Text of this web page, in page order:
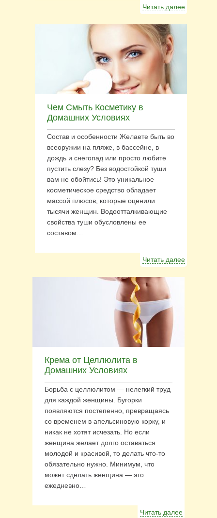
Читать далее
Чем Смыть Косметику в
Домашних Условиях
Состав и особенности Желаете быть во
всеоружии на пляже, в бассейне, в
дождь и снегопад или просто любите
пустить слезу? Без водостойкой туши
вам не обойтись! Это уникальное
косметическое средство обладает
массой плюсов, которые оценили
тысячи женщин. Водоотталкивающие
свойства туши обусловлены ее
составом…
Читать далее
Крема от Целлюлита в
Домашних Условиях
Борьба с целлюлитом — нелегкий труд
для каждой женщины. Бугорки
появляются постепенно, превращаясь
со временем в апельсиновую корку, и
никак не хотят исчезать. Но если
женщина желает долго оставаться
молодой и красивой, то делать что-то
обязательно нужно. Минимум, что
может сделать женщина — это
ежедневно…
Читать далее